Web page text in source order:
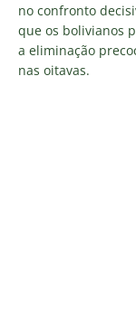
no confronto
que os bolivianos
a eliminação
nas oitavas.